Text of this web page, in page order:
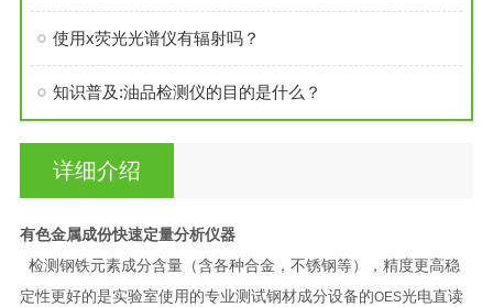
使用x荧光光谱仪有辐射吗？
知识普及:油品检测仪的目的是什么？
详细介绍
有色金属成份快速定量分析仪器
检测钢铁元素成分含量（含各种合金，不锈钢等），精度更高稳
定性更好的是实验室使用的专业测试钢材成分设备的OES光电直读